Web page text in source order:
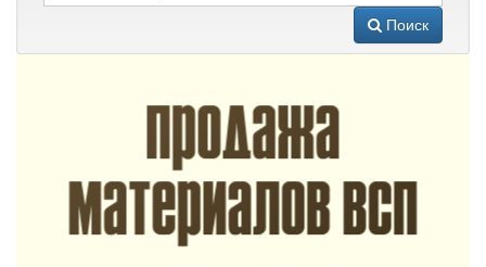
Поиск